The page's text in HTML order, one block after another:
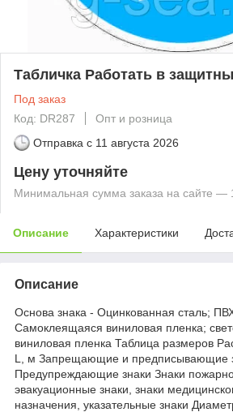
Табличка Работать в
Под заказ
Код: DR287
Опт и розница
Отправка с 11 августа 2026
Цену уточняйте
Минимальная сумма заказа на сайте —
Описание Характеристики
Описание
Основа знака - Оцинкованная сталь;
Самоклеящаяся виниловая пленка;
виниловая пленка Таблица размеров
L, м Запрещающие и предписывающие
Предупреждающие знаки Знаки
эвакуационные знаки, знаки
назначения, указательные знаки